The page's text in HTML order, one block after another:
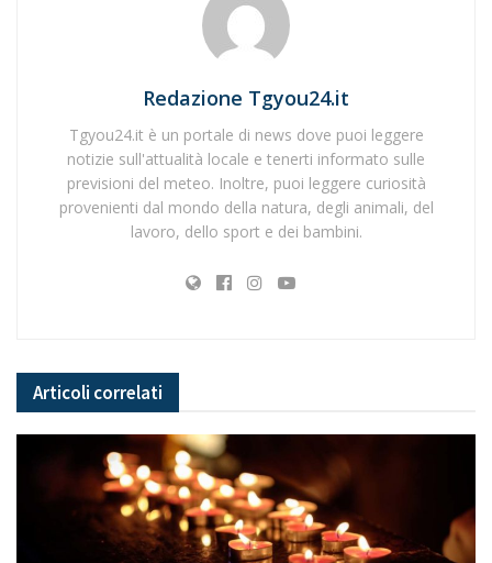
Redazione Tgyou24.it
Tgyou24.it è un portale di news dove puoi leggere
notizie sull'attualità locale e tenerti informato sulle
previsioni del meteo. Inoltre, puoi leggere curiosità
provenienti dal mondo della natura, degli animali, del
lavoro, dello sport e dei bambini.
Articoli correlati